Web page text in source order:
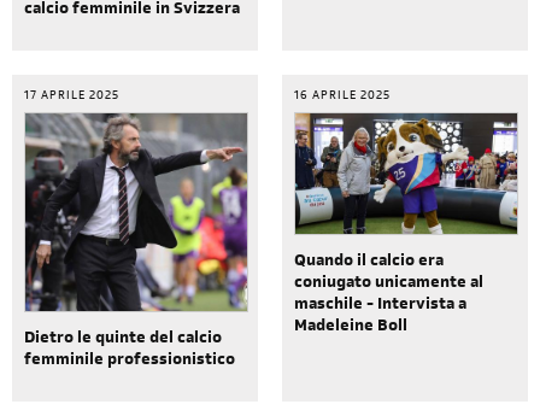
calcio femminile in Svizzera
17 APRILE 2025
Dietro le quinte del calcio
femminile professionistico
16 APRILE 2025
Quando il calcio era
coniugato unicamente al
maschile - Intervista a
Madeleine Boll